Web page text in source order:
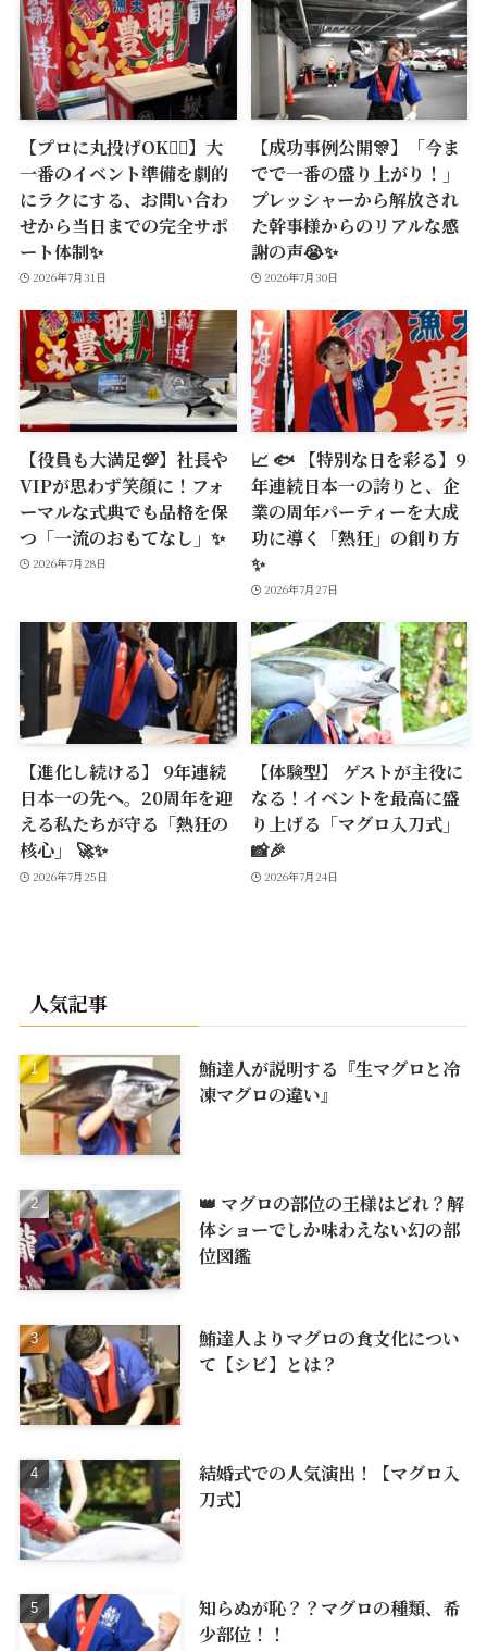
【プロに丸投げOK🙆‍♂️】大
一番のイベント準備を劇的
にラクにする、お問い合わ
せから当日までの完全サポ
ート体制✨
2026年7月31日
【成功事例公開🎊】「今ま
でで一番の盛り上がり！」
プレッシャーから解放され
た幹事様からのリアルな感
謝の声😭✨
2026年7月30日
【役員も大満足💯】社長や
VIPが思わず笑顔に！フォ
ーマルな式典でも品格を保
つ「一流のおもてなし」✨
2026年7月28日
📈 🐟 【特別な日を彩る】9
年連続日本一の誇りと、企
業の周年パーティーを大成
功に導く「熱狂」の創り方
✨
2026年7月27日
【進化し続ける】 9年連続
日本一の先へ。20周年を迎
える私たちが守る「熱狂の
核心」 🚀✨
2026年7月25日
【体験型】 ゲストが主役に
なる！イベントを最高に盛
り上げる「マグロ入刀式」
📸🎉
2026年7月24日
人気記事
鮪達人が説明する『生マグロと冷
凍マグロの違い』
👑 マグロの部位の王様はどれ？解
体ショーでしか味わえない幻の部
位図鑑
鮪達人よりマグロの食文化につい
て【シビ】とは？
結婚式での人気演出！【マグロ入
刀式】
知らぬが恥？？マグロの種類、希
少部位！！